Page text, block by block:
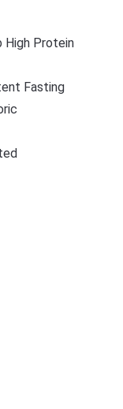
High Protein
Fasting